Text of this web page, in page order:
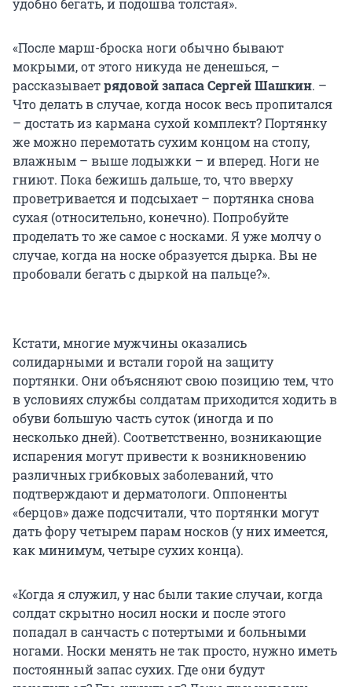
удобно бегать, и подошва толстая».
«После марш-броска ноги обычно бывают
мокрыми, от этого никуда не денешься, –
рассказываетрядовой запаса Сергей Шашкин. –
Что делать в случае, когда носок весь пропитался
– достать из кармана сухой комплект? Портянку
же можно перемотать сухим концом на стопу,
влажным – выше лодыжки – и вперед. Ноги не
гниют. Пока бежишь дальше, то, что вверху
проветривается и подсыхает – портянка снова
сухая (относительно, конечно). Попробуйте
проделать то же самое с носками. Я уже молчу о
случае, когда на носке образуется дырка. Вы не
пробовали бегать с дыркой на пальце?».
Кстати, многие мужчины оказались
солидарными и встали горой на защиту
портянки. Они объясняют свою позицию тем, что
в условиях службы солдатам приходится ходить в
обуви большую часть суток (иногда и по
несколько дней). Соответственно, возникающие
испарения могут привести к возникновению
различных грибковых заболеваний, что
подтверждают и дерматологи. Оппоненты
«берцов» даже подсчитали, что портянки могут
дать фору четырем парам носков (у них имеется,
как минимум, четыре сухих конца).
«Когда я служил, у нас были такие случаи, когда
солдат скрытно носил носки и после этого
попадал в санчасть с потертыми и больными
ногами. Носки менять не так просто, нужно иметь
постоянный запас сухих. Где они будут